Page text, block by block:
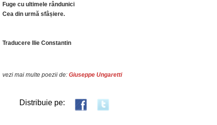
Fuge cu ultimele rândunici
Cea din urmă sfâșiere.
Traducere Ilie Constantin
vezi mai multe poezii de: Giuseppe Ungaretti
Distribuie pe: